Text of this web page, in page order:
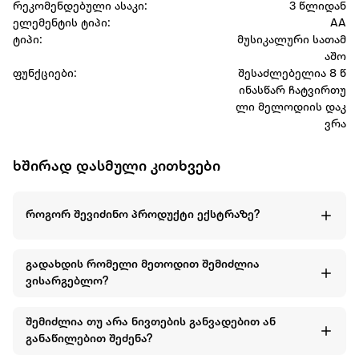
რეკომენდებული ასაკი:
3 წლიდან
ელემენტის ტიპი:
AA
ტიპი:
მუსიკალური სათამ
აშო
ფუნქციები:
შესაძლებელია 8 წ
ინასწარ ჩატვირთუ
ლი მელოდიის დაკ
ვრა
ხშირად დასმული კითხვები
როგორ შევიძინო პროდუქტი ექსტრაზე?
გადახდის რომელი მეთოდით შემიძლია
ვისარგებლო?
შემიძლია თუ არა ნივთების განვადებით ან
განაწილებით შეძენა?